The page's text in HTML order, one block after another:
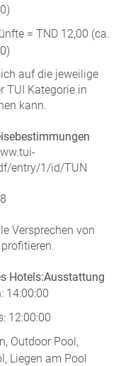
= TND 12,00 (ca.
auf die jeweilige
TUI Kategorie in
kann.
entry/1/id/TUN
Versprechen von
Hotels:Ausstattung
14:00:00
12:00:00
Outdoor Pool,
Liegen am Pool